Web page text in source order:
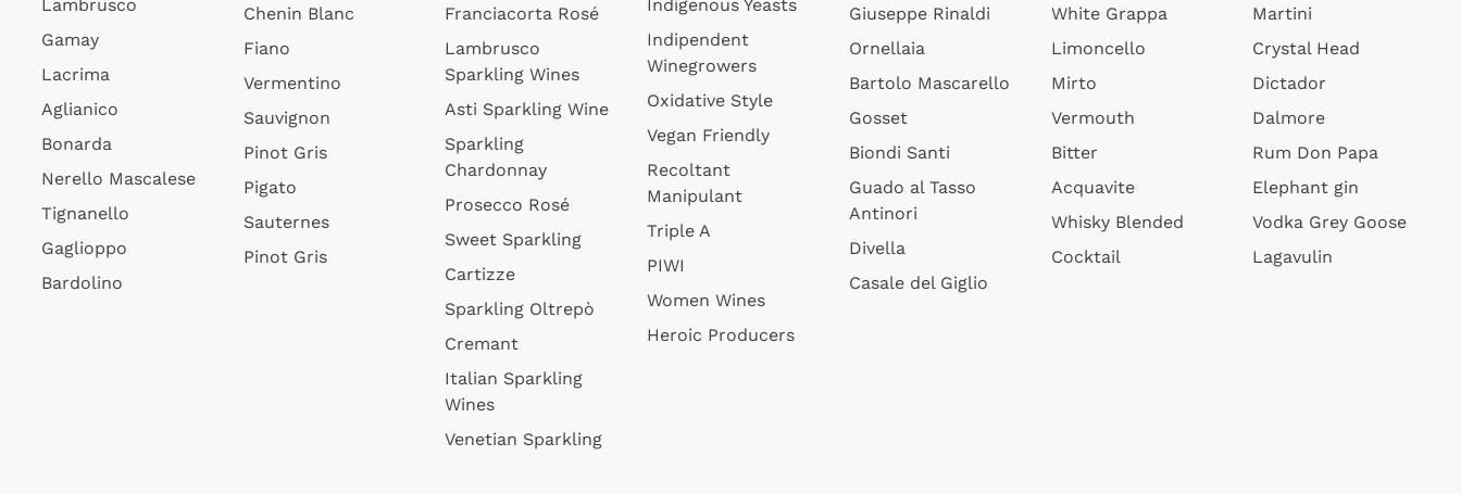
Lambrusco
Gamay
Lacrima
Aglianico
Bonarda
Nerello Mascalese
Tignanello
Gaglioppo
Bardolino
Chenin Blanc
Fiano
Vermentino
Sauvignon
Pinot Gris
Pigato
Sauternes
Pinot Gris
Franciacorta Rosé
Lambrusco
Sparkling Wines
Asti Sparkling Wine
Sparkling
Chardonnay
Prosecco Rosé
Sweet Sparkling
Cartizze
Sparkling Oltrepò
Cremant
Italian Sparkling
Wines
Venetian Sparkling
Indigenous Yeasts
Indipendent
Winegrowers
Oxidative Style
Vegan Friendly
Recoltant
Manipulant
Triple A
PIWI
Women Wines
Heroic Producers
Giuseppe Rinaldi
Ornellaia
Bartolo Mascarello
Gosset
Biondi Santi
Guado al Tasso
Antinori
Divella
Casale del Giglio
White Grappa
Limoncello
Mirto
Vermouth
Bitter
Acquavite
Whisky Blended
Cocktail
Martini
Crystal Head
Dictador
Dalmore
Rum Don Papa
Elephant gin
Vodka Grey Goose
Lagavulin